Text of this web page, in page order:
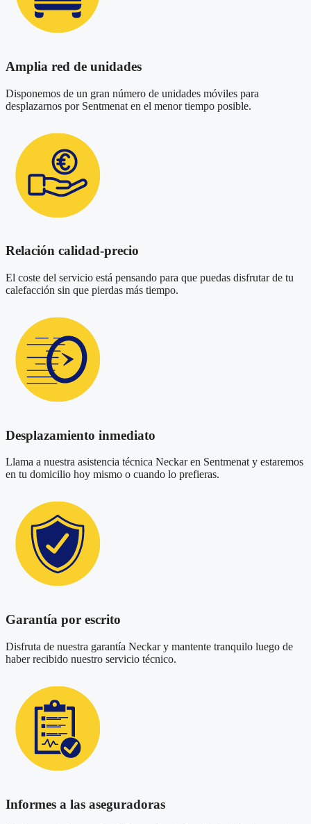
Amplia red de unidades
Disponemos de un gran número de unidades móviles para
desplazarnos por Sentmenat en el menor tiempo posible.
Relación calidad-precio
El coste del servicio está pensando para que puedas disfrutar de tu
calefacción sin que pierdas más tiempo.
Desplazamiento inmediato
Llama a nuestra asistencia técnica Neckar en Sentmenat y estaremos
en tu domicilio hoy mismo o cuando lo prefieras.
Garantía por escrito
Disfruta de nuestra garantía Neckar y mantente tranquilo luego de
haber recibido nuestro servicio técnico.
Informes a las aseguradoras